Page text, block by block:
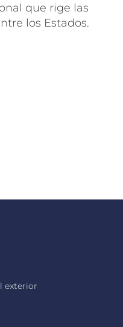
que rige las
los Estados.
exterior